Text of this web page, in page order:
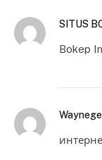
SITUS
Bokep